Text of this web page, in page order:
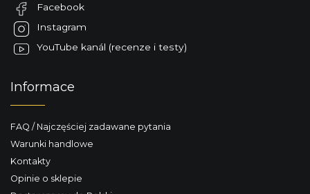
Facebook
Instagram
YouTube kanál (recenze i testy)
Informace
FAQ / Najczęściej zadawane pytania
Warunki handlowe
Kontakty
Opinie o sklepie